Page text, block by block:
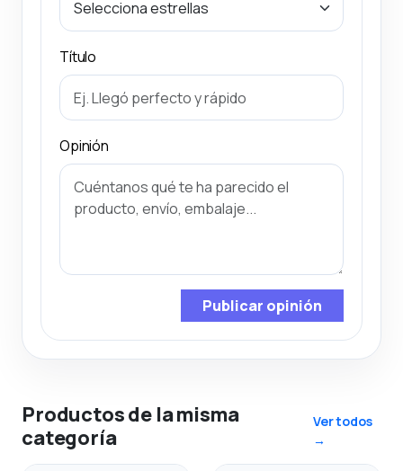
Título
Opinión
Publicar opinión
Productos de la misma
categoría
Ver todos
→